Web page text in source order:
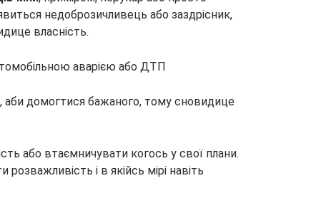
недоброзичливець або заздрісник,
власність.
аварією або ДТП
аби домогтися бажаного, тому сновидице
або втаємничувати когось у свої плани.
і в якійсь мірі навіть